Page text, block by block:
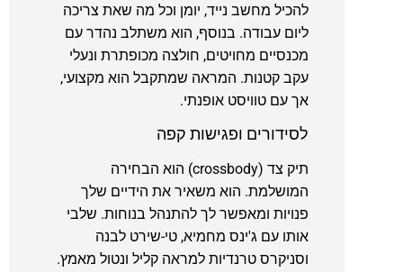
להכיל מחשב נייד, יומן וכל מה שאת צריכה
ליום עבודה. בנוסף, הוא משתלב נהדר עם
מכנסיים מחויטים, חולצה מכופתרת ונעלי
עקב קטנות. המראה שמתקבל הוא מקצועי,
אך עם טוויסט אופנתי.
לסידורים ופגישות קפה
תיק צד (crossbody) הוא הבחירה
המושלמת. הוא משאיר את הידיים שלך
פנויות ומאפשר לך להתנהל בנוחות. שלבי
אותו עם ג'ינס מחמיא, טי-שירט לבנה
וסניקרס טרנדיות למראה קליל ונטול מאמץ.